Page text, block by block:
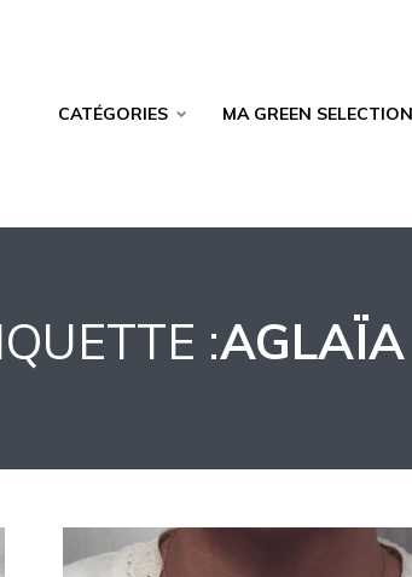
CATÉGORIES MA GREEN SELECTION
: